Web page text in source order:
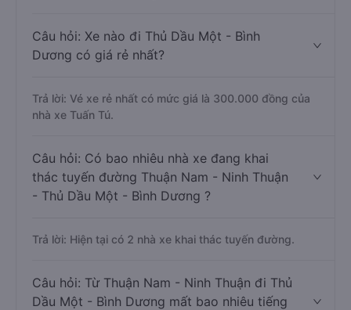
Câu hỏi: Xe nào đi Thủ Dầu Một - Bình
Dương có giá rẻ nhất?
Trả lời: Vé xe rẻ nhất có mức giá là 300.000 đồng của
nhà xe Tuấn Tú.
Câu hỏi: Có bao nhiêu nhà xe đang khai
thác tuyến đường Thuận Nam - Ninh Thuận
- Thủ Dầu Một - Bình Dương ?
Trả lời: Hiện tại có 2 nhà xe khai thác tuyến đường.
Câu hỏi: Từ Thuận Nam - Ninh Thuận đi Thủ
Dầu Một - Bình Dương mất bao nhiêu tiếng